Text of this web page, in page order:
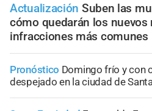
Actualización Suben las
cómo quedarán los nuevos
infracciones más comunes
Pronóstico Domingo frío y con
despejado en la ciudad de